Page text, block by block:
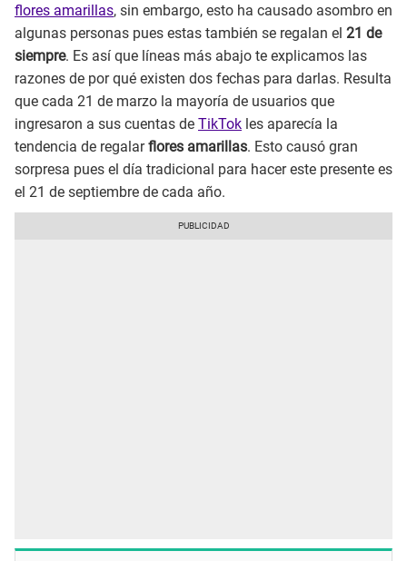
flores amarillas, sin embargo, esto ha causado asombro en
algunas personas pues estas también se regalan el 21 de
siempre. Es así que líneas más abajo te explicamos las
razones de por qué existen dos fechas para darlas. Resulta
que cada 21 de marzo la mayoría de usuarios que
ingresaron a sus cuentas de TikTok les aparecía la
tendencia de regalarflores amarillas. Esto causó gran
sorpresa pues el día tradicional para hacer este presente es
el 21 de septiembre de cada año.